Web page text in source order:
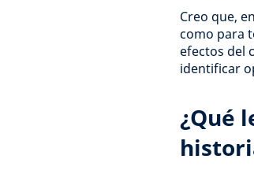
Creo que,
como para
efectos del
identificar
¿Qué